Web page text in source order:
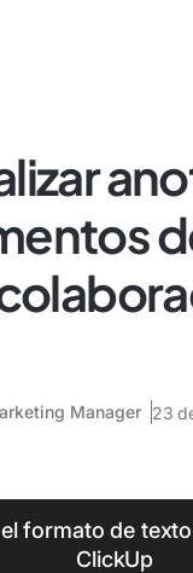
Manager 23
formato de
ClickUp